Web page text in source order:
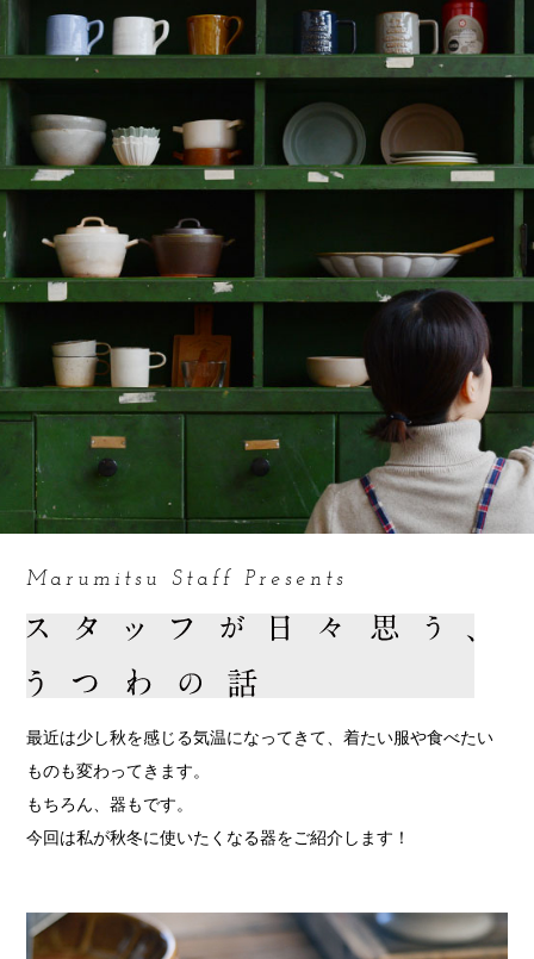
Marumitsu Staff Presents
最近は少し秋を感じる気温になってきて、着たい服や食べたい
ものも変わってきます。
もちろん、器もです。
今回は私が秋冬に使いたくなる器をご紹介します！